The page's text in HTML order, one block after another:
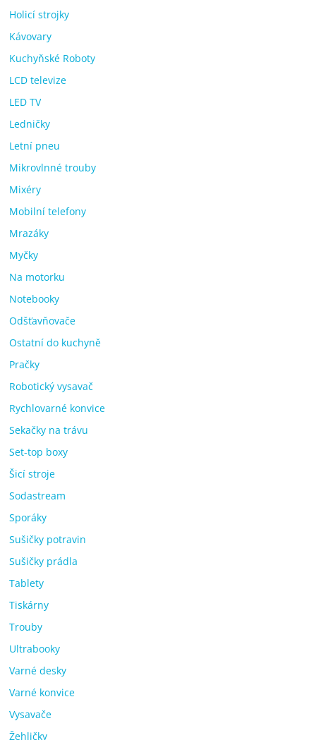
Holicí strojky
Kávovary
Kuchyňské Roboty
LCD televize
LED TV
Ledničky
Letní pneu
Mikrovlnné trouby
Mixéry
Mobilní telefony
Mrazáky
Myčky
Na motorku
Notebooky
Odšťavňovače
Ostatní do kuchyně
Pračky
Robotický vysavač
Rychlovarné konvice
Sekačky na trávu
Set-top boxy
Šicí stroje
Sodastream
Sporáky
Sušičky potravin
Sušičky prádla
Tablety
Tiskárny
Trouby
Ultrabooky
Varné desky
Varné konvice
Vysavače
Žehličky